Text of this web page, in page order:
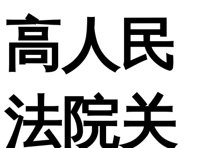
高人民
法院关